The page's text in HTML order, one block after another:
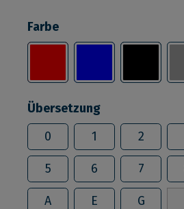
Farbe
Übersetzung
0
1 2
5 6 7
A E G